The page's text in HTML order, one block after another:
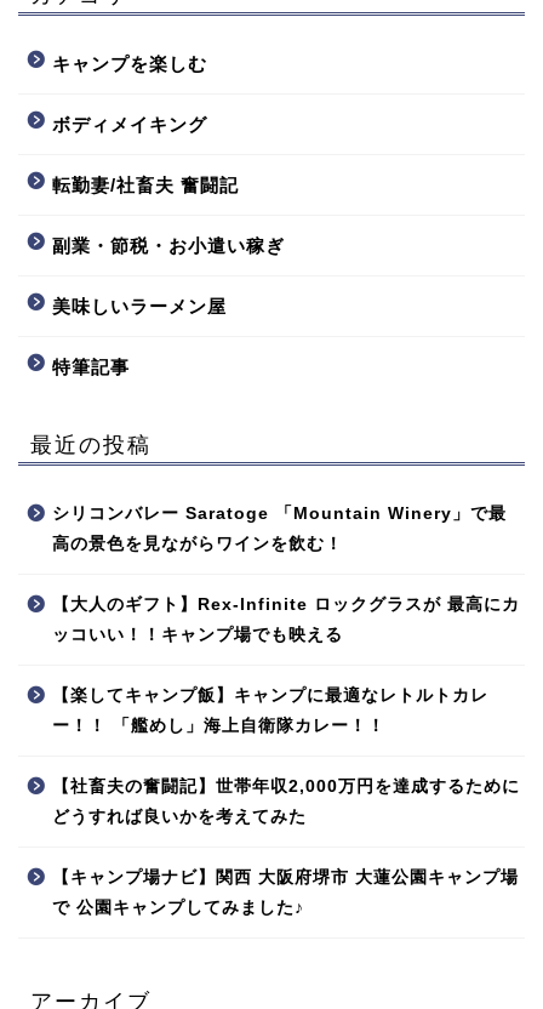
キャンプを楽しむ
ボディメイキング
転勤妻/社畜夫 奮闘記
副業・節税・お小遣い稼ぎ
美味しいラーメン屋
特筆記事
最近の投稿
シリコンバレー Saratoge 「Mountain Winery」で最
高の景色を見ながらワインを飲む！
【大人のギフト】Rex-Infinite ロックグラスが 最高にカ
ッコいい！！キャンプ場でも映える
【楽してキャンプ飯】キャンプに最適なレトルトカレ
ー！！ 「艦めし」海上自衛隊カレー！！
【社畜夫の奮闘記】世帯年収2,000万円を達成するために
どうすれば良いかを考えてみた
【キャンプ場ナビ】関西 大阪府堺市 大蓮公園キャンプ場
で 公園キャンプしてみました♪
アーカイブ